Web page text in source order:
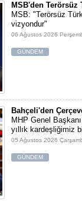
MSB'den Terörsüz
MSB: "Terörsüz
vizyondur"
06 Ağustos 2026
GÜNDEM
Bahçeli'den
MHP Genel
yıllık kardeşliğimiz
05 Ağustos 2026
GÜNDEM